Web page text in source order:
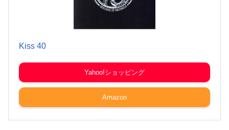
Kiss 40
Yahoo!ショッピング
Amazon